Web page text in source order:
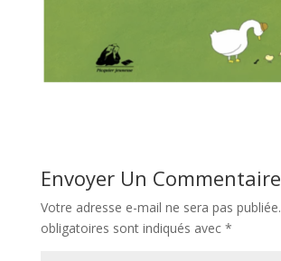
Envoyer Un Commentaire
Votre adresse e-mail ne sera pas publiée.
obligatoires sont indiqués avec *